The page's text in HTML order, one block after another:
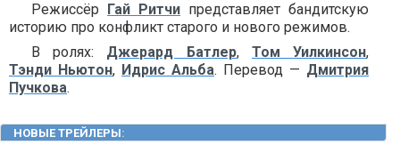
Режиссёр Гай Ритчи представляет бандитскую
историю про конфликт старого и нового режимов.
В ролях: Джерард Батлер, Том Уилкинсон,
Тэнди Ньютон, Идрис Альба. Перевод — Дмитрия
Пучкова.
НОВЫЕ ТРЕЙЛЕРЫ: